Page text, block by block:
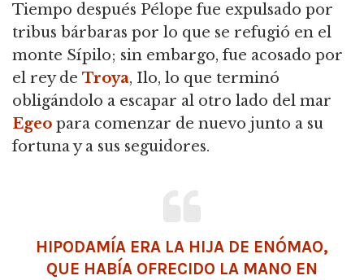
Tiempo después Pélope fue expulsado por
tribus bárbaras por lo que se refugió en el
monte Sípilo; sin embargo, fue acosado por
el rey de Troya, Ilo, lo que terminó
obligándolo a escapar al otro lado del mar
Egeo para comenzar de nuevo junto a su
fortuna y a sus seguidores.
HIPODAMÍA ERA LA HIJA DE ENÓMAO,
QUE HABÍA OFRECIDO LA MANO EN